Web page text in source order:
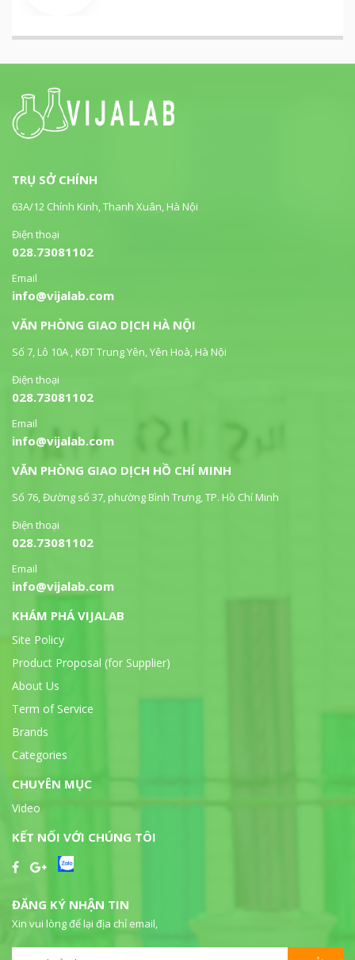
TRỤ SỞ CHÍNH
63A/12 Chính Kinh, Thanh Xuân, Hà Nội
Điện thoại
028.73081102
Email
info@vijalab.com
VĂN PHÒNG GIAO DỊCH HÀ NỘI
Số 7, Lô 10A , KĐT Trung Yên, Yên Hoà, Hà Nội
Điện thoại
028.73081102
Email
info@vijalab.com
VĂN PHÒNG GIAO DỊCH HỒ CHÍ MINH
Số 76, Đường số 37, phường Bình Trưng, TP. Hồ Chí Minh
Điện thoại
028.73081102
Email
info@vijalab.com
KHÁM PHÁ VIJALAB
Site Policy
Product Proposal (for Supplier)
About Us
Term of Service
Brands
Categories
CHUYÊN MỤC
Video
KẾT NỐI VỚI CHÚNG TÔI
ĐĂNG KÝ NHẬN TIN
Xin vui lòng để lại địa chỉ email,